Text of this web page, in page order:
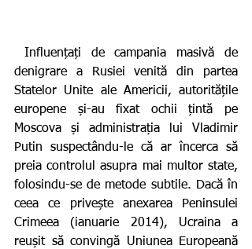
denigrare a Rusiei venită din partea
Statelor Unite ale Americii, autoritățile
europene și-au fixat ochii țintă pe
Moscova și administrația lui Vladimir
Putin suspectându-le că ar încerca să
preia controlul asupra mai multor state,
folosindu-se de metode subtile. Dacă în
ceea ce privește anexarea Peninsulei
Crimeea (ianuarie 2014), Ucraina a
reușit să convingă Uniunea Europeană